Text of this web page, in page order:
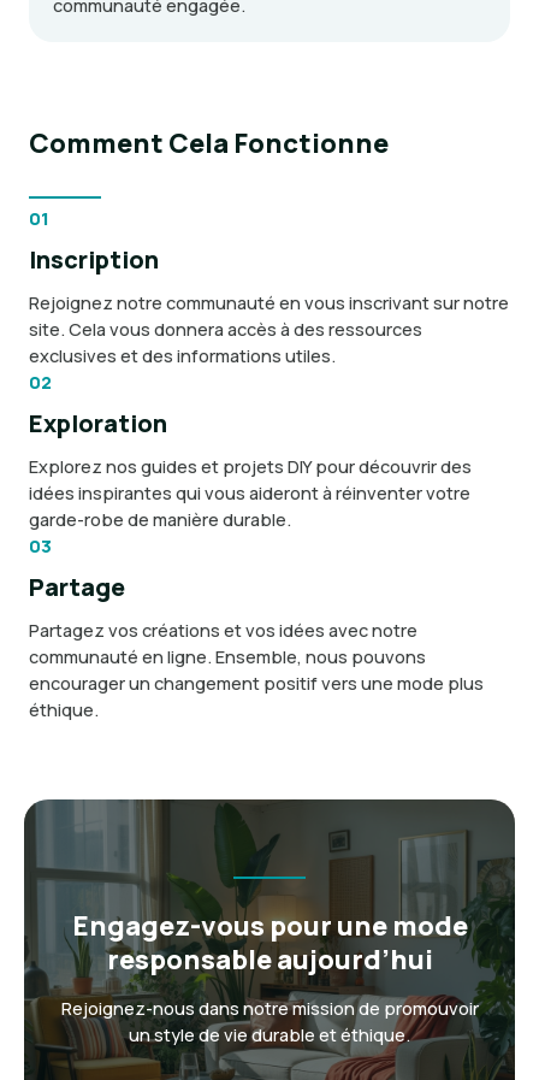
Comment Cela Fonctionne
01
Inscription
Rejoignez notre communauté en vous inscrivant sur notre
site. Cela vous donnera accès à des ressources
exclusives et des informations utiles.
02
Exploration
Explorez nos guides et projets DIY pour découvrir des
idées inspirantes qui vous aideront à réinventer votre
garde-robe de manière durable.
03
Partage
Partagez vos créations et vos idées avec notre
communauté en ligne. Ensemble, nous pouvons
encourager un changement positif vers une mode plus
éthique.
Engagez-vous pour une mode
responsable aujourd’hui
Rejoignez-nous dans notre mission de promouvoir
un style de vie durable et éthique.